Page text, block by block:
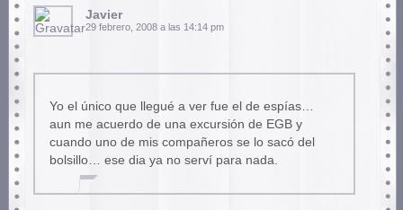
Javier
29 febrero, 2008 a las 14:14 pm
Yo el único que llegué a ver fue el de espías…
aun me acuerdo de una excursión de EGB y
cuando uno de mis compañeros se lo sacó del
bolsillo… ese dia ya no serví para nada.